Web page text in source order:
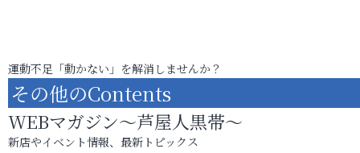
運動不足「動かない」を解消しませんか？
その他のContents
WEBマガジン～芦屋人黒帯～
新店やイベント情報、最新トピックス